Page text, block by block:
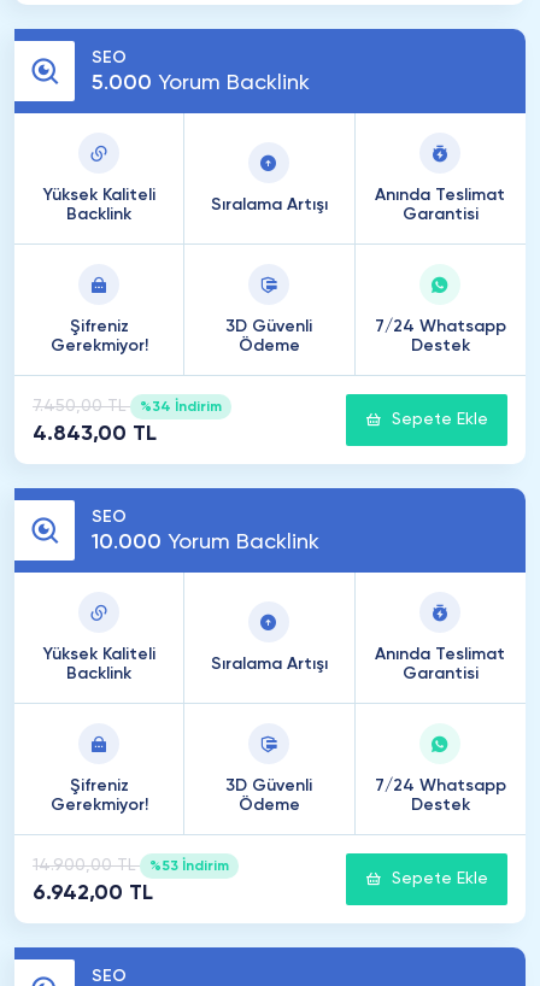
SEO
5.000 Yorum Backlink
Yüksek Kaliteli
Backlink
Sıralama Artışı
Anında Teslimat
Garantisi
Şifreniz
Gerekmiyor!
3D Güvenli
Ödeme
7/24 Whatsapp
Destek
7.450,00 TL %34 İndirim
4.843,00 TL
Sepete Ekle
SEO
10.000 Yorum Backlink
Yüksek Kaliteli
Backlink
Sıralama Artışı
Anında Teslimat
Garantisi
Şifreniz
Gerekmiyor!
3D Güvenli
Ödeme
7/24 Whatsapp
Destek
14.900,00 TL %53 İndirim
6.942,00 TL
Sepete Ekle
SEO